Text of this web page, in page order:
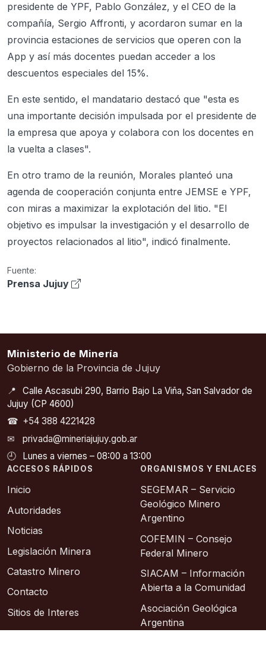
presidente de YPF, Pablo González, y el CEO de la
compañía, Sergio Affronti, y acordaron sumar en la
provincia estaciones de servicios que operen con la
App y así más docentes puedan acceder a los
descuentos especiales del 15%.
En este sentido, el mandatario destacó que "esta es
una importante decisión impulsada por el presidente de
la empresa que apoya y colabora con los docentes en
la vuelta a clases".
En otro tramo de la reunión, Morales planteó una
agenda de cooperación conjunta entre JEMSE e YPF,
con miras a maximizar la explotación del litio. "El
objetivo es impulsar la investigación y el desarrollo de
proyectos relacionados al litio", indicó finalmente.
Fuente:
Prensa Jujuy
Ministerio de Minería
Gobierno de la Provincia de Jujuy
📍
Calle Ascasubi 290, Barrio Bajo La Viña, San Salvador de
Jujuy (CP 4600)
☎ +54 388 4221428
✉
privada@mineriajujuy.gob.ar
🕘
Lunes a viernes – 08:00 a 13:00
ACCESOS RÁPIDOS
Inicio
Autoridades
Noticias
Legislación Minera
Catastro Minero
Contacto
Sitios de Interes
ORGANISMOS Y ENLACES
SEGEMAR – Servicio
Geológico Minero
Argentino
COFEMIN – Consejo
Federal Minero
SIACAM – Información
Abierta a la Comunidad
Asociación Geológica
Argentina